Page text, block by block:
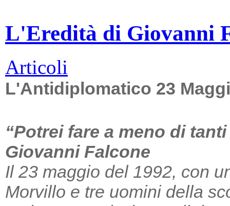
L'Eredità di Giovanni
Articoli
L'Antidiplomatico 23
“Potrei fare a meno di
Giovanni Falcone
Il 23 maggio del 1992, con
Morvillo e tre uomini della